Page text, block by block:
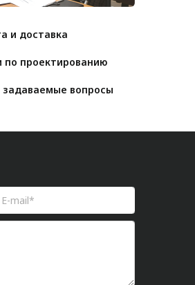
и доставка
по проектированию
задаваемые вопросы